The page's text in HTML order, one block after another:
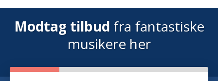
Modtag tilbud fra fantastiske
musikere her